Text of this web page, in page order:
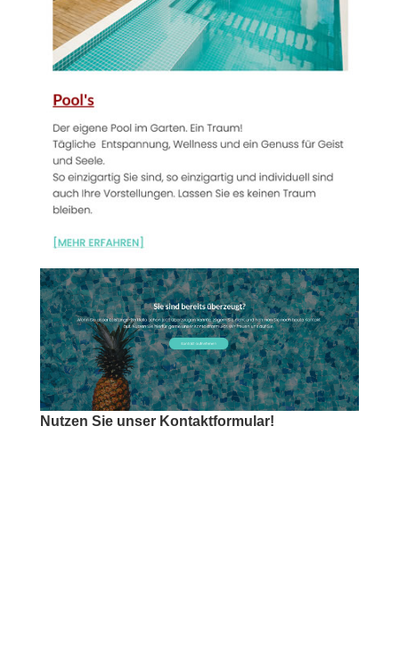
Nutzen Sie unser Kontaktformular!